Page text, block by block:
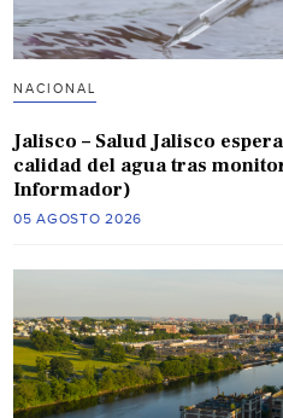
NACIONAL
Jalisco – Salud Jalisco
calidad del agua tras
Informador)
05 AGOSTO 2026